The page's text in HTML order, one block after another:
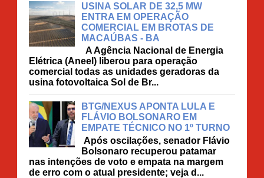
USINA SOLAR DE 32,5 MW
ENTRA EM OPERAÇÃO
COMERCIAL EM BROTAS DE
MACAÚBAS - BA
A Agência Nacional de Energia
Elétrica (Aneel) liberou para operação
comercial todas as unidades geradoras da
usina fotovoltaica Sol de Br...
BTG/NEXUS APONTA LULA E
FLÁVIO BOLSONARO EM
EMPATE TÉCNICO NO 1º TURNO
Após oscilações, senador Flávio
Bolsonaro recuperou patamar
nas intenções de voto e empata na margem
de erro com o atual presidente; veja d...